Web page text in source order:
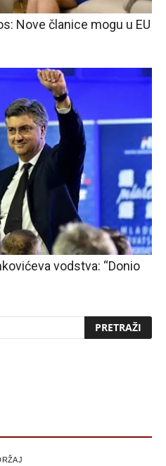
Nove članice mogu u EU
vodstva: “Donio